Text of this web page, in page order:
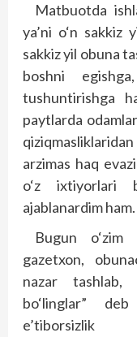
Matbuotda
ya’ni o‘n sakkiz
sakkiz yil obuna
boshni
tushuntirishga
paytlarda
arzimas haq
o‘z ixtiyorlari
ajablanardim ham.
Bugun
gazetxon,
nazar tashlab,
bo‘linglar”
e’tiborsizlik